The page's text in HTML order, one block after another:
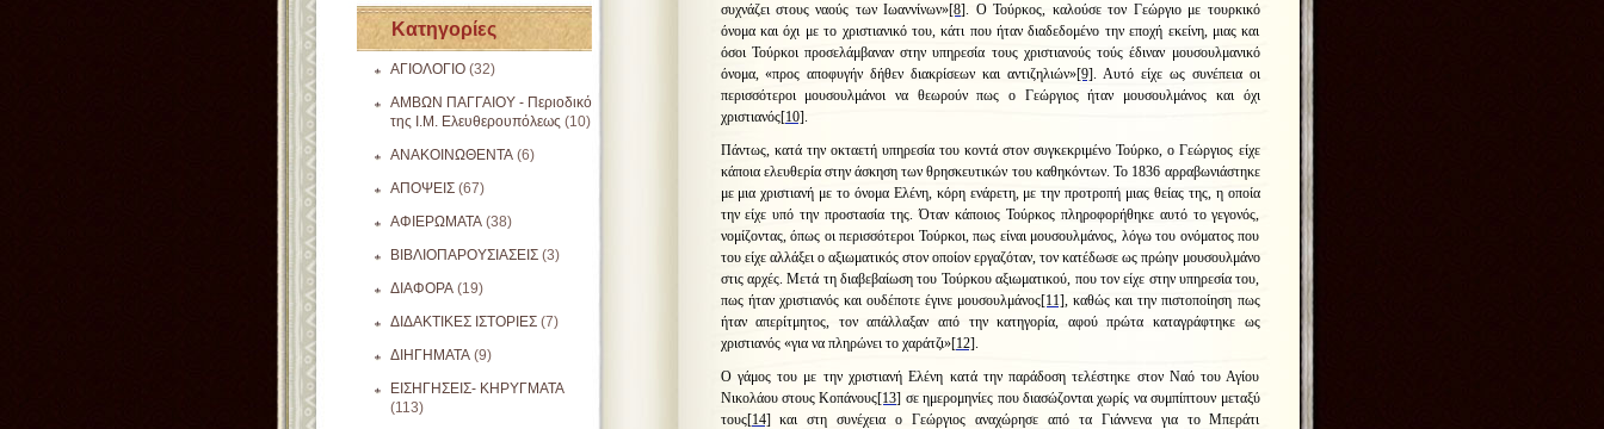
Κατηγορίες
ΑΓΙΟΛΟΓΙΟ (32)
ΑΜΒΩΝ ΠΑΓΓΑΙΟΥ - Περιοδικό
της Ι.Μ. Ελευθερουπόλεως (10)
ΑΝΑΚΟΙΝΩΘΕΝΤΑ (6)
ΑΠΟΨΕΙΣ (67)
ΑΦΙΕΡΩΜΑΤΑ (38)
ΒΙΒΛΙΟΠΑΡΟΥΣΙΑΣΕΙΣ (3)
ΔΙΑΦΟΡΑ (19)
ΔΙΔΑΚΤΙΚΕΣ ΙΣΤΟΡΙΕΣ (7)
ΔΙΗΓΗΜΑΤΑ (9)
ΕΙΣΗΓΗΣΕΙΣ- ΚΗΡΥΓΜΑΤΑ
(113)
συχνάζει στους ναούς των Ιωαννίνων»[8]. Ο Τούρκος, καλούσε τον Γεώργιο με τουρκικό
όνομα και όχι με το χριστιανικό του, κάτι που ήταν διαδεδομένο την εποχή εκείνη, μιας και
όσοι Τούρκοι προσελάμβαναν στην υπηρεσία τους χριστιανούς τούς έδιναν μουσουλμανικό
όνομα, «προς αποφυγήν δήθεν διακρίσεων και αντιζηλιών»[9]. Αυτό είχε ως συνέπεια οι
περισσότεροι μουσουλμάνοι να θεωρούν πως ο Γεώργιος ήταν μουσουλμάνος και όχι
χριστιανός[10].
Πάντως, κατά την οκταετή υπηρεσία του κοντά στον συγκεκριμένο Τούρκο, ο Γεώργιος είχε
κάποια ελευθερία στην άσκηση των θρησκευτικών του καθηκόντων. Το 1836 αρραβωνιάστηκε
με μια χριστιανή με το όνομα Ελένη, κόρη ενάρετη, με την προτροπή μιας θείας της, η οποία
την είχε υπό την προστασία της. Όταν κάποιος Τούρκος πληροφορήθηκε αυτό το γεγονός,
νομίζοντας, όπως οι περισσότεροι Τούρκοι, πως είναι μουσουλμάνος, λόγω του ονόματος που
του είχε αλλάξει ο αξιωματικός στον οποίον εργαζόταν, τον κατέδωσε ως πρώην μουσουλμάνο
στις αρχές. Μετά τη διαβεβαίωση του Τούρκου αξιωματικού, που τον είχε στην υπηρεσία του,
πως ήταν χριστιανός και ουδέποτε έγινε μουσουλμάνος[11], καθώς και την πιστοποίηση πως
ήταν απερίτμητος, τον απάλλαξαν από την κατηγορία, αφού πρώτα καταγράφτηκε ως
χριστιανός «για να πληρώνει το χαράτζι»[12].
Ο γάμος του με την χριστιανή Ελένη κατά την παράδοση τελέστηκε στον Ναό του Αγίου
Νικολάου στους Κοπάνους[13] σε ημερομηνίες που διασώζονται χωρίς να συμπίπτουν μεταξύ
τους[14] και στη συνέχεια ο Γεώργιος αναχώρησε από τα Γιάννενα για το Μπεράτι